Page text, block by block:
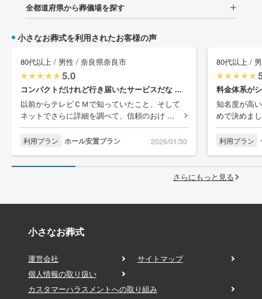
全都道府県から葬儀場を探す
小さなお葬式を利用されたお客様の声
80代以上 / 男性 / 奈良県奈良市
5.0
コンパクトだけれど行き届いたサービスだな ...
以前からテレビＣＭで知っていたこと、そして
ネットでさらに詳細を調べて、信頼のおけ ...
利用プラン ホール安置プラン 2026/01/30
80代以上 /
料金体系が
知名度が高
めで決めま
利用プラン
さらにもっと見る
小さなお葬式
運営会社
サイトマップ
個人情報の取り扱い
カスタマーハラスメントへの取り組み